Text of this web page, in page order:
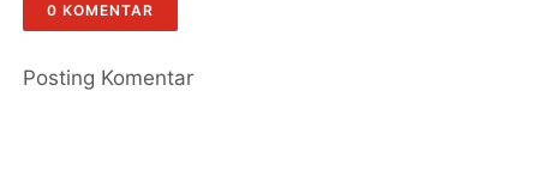
0 KOMENTAR
Posting Komentar